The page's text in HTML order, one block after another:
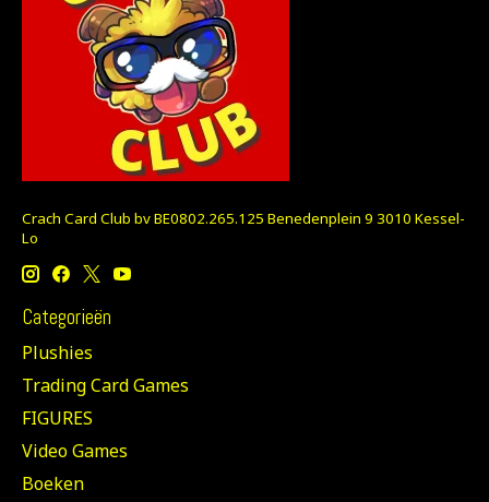
Crach Card Club bv BE0802.265.125 Benedenplein 9 3010 Kessel-
Lo
Categorieën
Plushies
Trading Card Games
FIGURES
Video Games
Boeken